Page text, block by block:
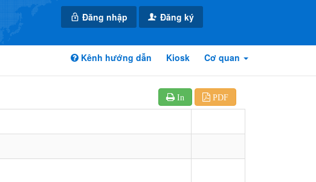
Đăng nhập Đăng ký
Kênh hướng dẫn Kiosk Cơ quan
In PDF